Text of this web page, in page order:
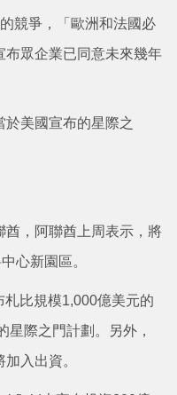
競爭，「歐洲和法國必
布眾企業已同意未來幾年
於美國宣布的星際之
酋，阿聯酋上周表示，將
心新園區。
比規模1,000億美元的
星際之門計劃。另外，
入出資。